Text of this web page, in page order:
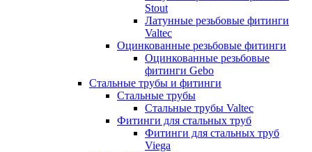
Stout
Латунные резьбовые фитинги
Valtec
Оцинкованные резьбовые фитинги
Оцинкованные резьбовые
фитинги Gebo
Стальные трубы и фитинги
Стальные трубы
Стальные трубы Valtec
Фитинги для стальных труб
Фитинги для стальных труб
Viega